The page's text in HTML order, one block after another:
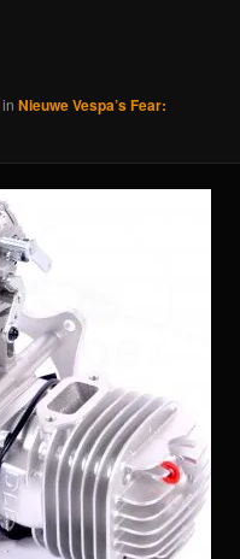
inNieuwe Vespa’s Fear: